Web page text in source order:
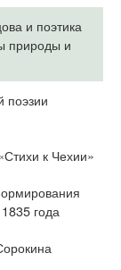
и поэтика
природы и
поэзии
к Чехии»
года